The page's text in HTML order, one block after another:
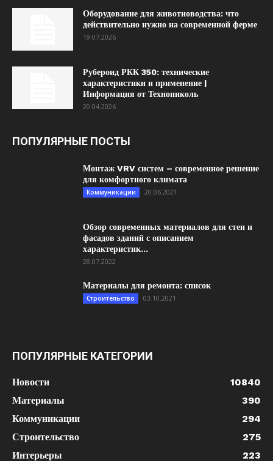
Оборудование для животноводства: что
действительно нужно на современной ферме
19.07.2026
Рубероид РКК 350: технические
характеристики и применение |
Информация от Технониколь
20.04.2026
ПОПУЛЯРНЫЕ ПОСТЫ
Монтаж VRV систем – современное решение
для комфортного климата
Коммуникации 20.06.2021
Обзор современных материалов для стен и
фасадов зданий с описанием
характеристик...
28.07.2022
Материалы для ремонта: список
Строительство 03.10.2021
ПОПУЛЯРНЫЕ КАТЕГОРИИ
Новости
10840
Материалы
390
Коммуникации
294
Строительство
275
Интерьеры
223